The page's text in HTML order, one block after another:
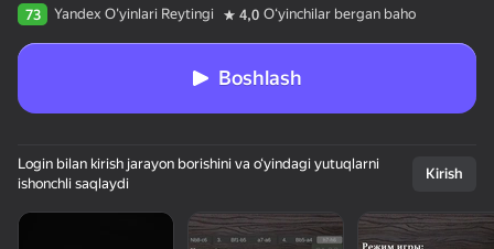
73 Yandex O'yinlari Reytingi 4,0 Oʻyinchilar bergan baho
Boshlash
Login bilan kirish jarayon borishini va o‘yindagi yutuqlarni
ishonchli saqlaydi
Kirish